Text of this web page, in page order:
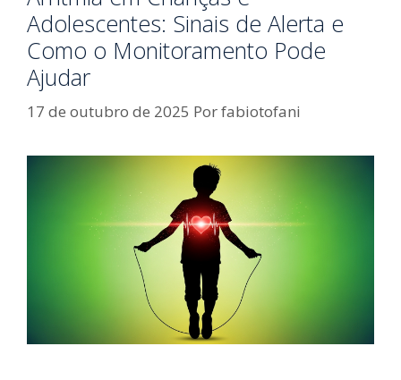
Adolescentes: Sinais de Alerta e
Como o Monitoramento Pode
Ajudar
17 de outubro de 2025 Porfabiotofani